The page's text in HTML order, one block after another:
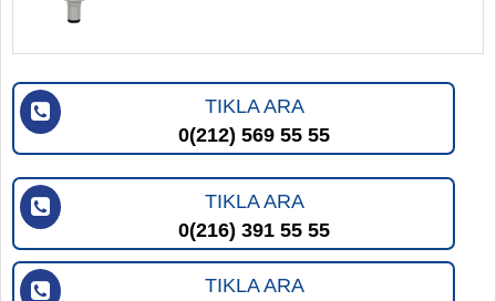
TIKLA ARA
0(212) 569 55 55
TIKLA ARA
0(216) 391 55 55
TIKLA ARA